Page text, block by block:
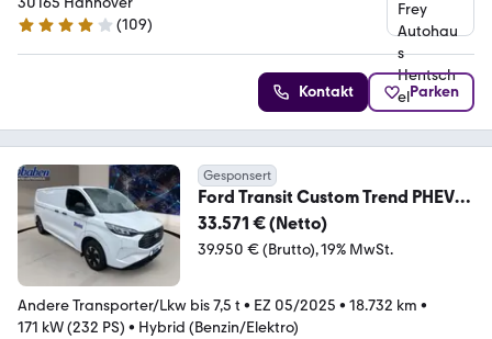
4.2 Sterne
(109)
Kontakt Parken
Gesponsert
Ford Transit Custom Trend PHEV
320 L2 Kasten
33.571 € (Netto)
39.950 € (Brutto) 19% MwSt.
Andere Transporter/Lkw bis 7,5 t • EZ 05/2025 • 18.732 km •
171 kW (232 PS) • Hybrid (Benzin/Elektro)